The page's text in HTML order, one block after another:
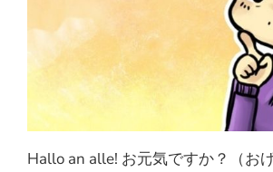
Hallo an alle! お元気ですか？（お